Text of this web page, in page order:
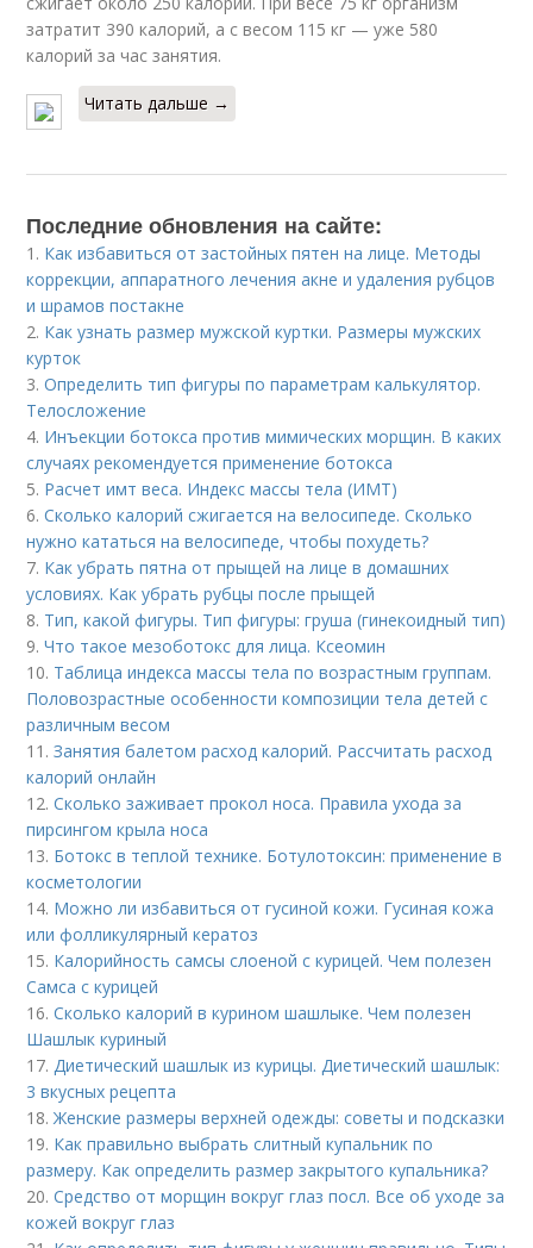
затратит 390 калорий, а с весом 115 кг — уже 580
калорий за час занятия.
Читать дальше →
Последние обновления на сайте:
1. Как избавиться от застойных пятен на лице. Методы
коррекции, аппаратного лечения акне и удаления рубцов
и шрамов постакне
2. Как узнать размер мужской куртки. Размеры мужских
курток
3.Определить тип фигуры по параметрам калькулятор.
Телосложение
4. Инъекции ботокса против мимических морщин. В каких
случаях рекомендуется применение ботокса
5. Расчет имт веса. Индекс массы тела (ИМТ)
6.Сколько калорий сжигается на велосипеде. Сколько
нужно кататься на велосипеде, чтобы похудеть?
7. Как убрать пятна от прыщей на лице в домашних
условиях. Как убрать рубцы после прыщей
8. Тип, какой фигуры. Тип фигуры: груша (гинекоидный тип)
9.Что такое мезоботокс для лица. Ксеомин
10. Таблица индекса массы тела по возрастным группам.
Половозрастные особенности композиции тела детей с
различным весом
11.Занятия балетом расход калорий. Рассчитать расход
калорий онлайн
12.Сколько заживает прокол носа. Правила ухода за
пирсингом крыла носа
13. Ботокс в теплой технике. Ботулотоксин: применение в
косметологии
14. Можно ли избавиться от гусиной кожи. Гусиная кожа
или фолликулярный кератоз
15. Калорийность самсы слоеной с курицей. Чем полезен
Самса с курицей
16.Сколько калорий в курином шашлыке. Чем полезен
Шашлык куриный
17. Диетический шашлык из курицы. Диетический шашлык:
3 вкусных рецепта
18.Женские размеры верхней одежды: советы и подсказки
19. Как правильно выбрать слитный купальник по
размеру. Как определить размер закрытого купальника?
20.Средство от морщин вокруг глаз посл. Все об уходе за
кожей вокруг глаз